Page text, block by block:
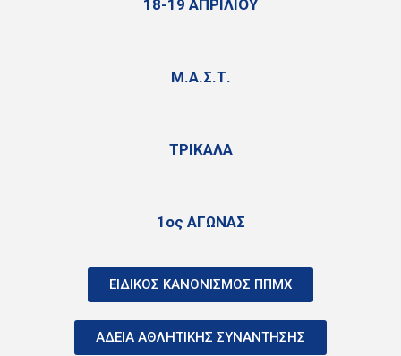
18-19 ΑΠΡΙΛΙΟΥ
Μ.Α.Σ.Τ.
ΤΡΙΚΑΛΑ
1ος ΑΓΩΝΑΣ
ΕΙΔΙΚΟΣ ΚΑΝΟΝΙΣΜΟΣ ΠΠΜΧ
ΑΔΕΙΑ ΑΘΛΗΤΙΚΗΣ ΣΥΝΑΝΤΗΣΗΣ